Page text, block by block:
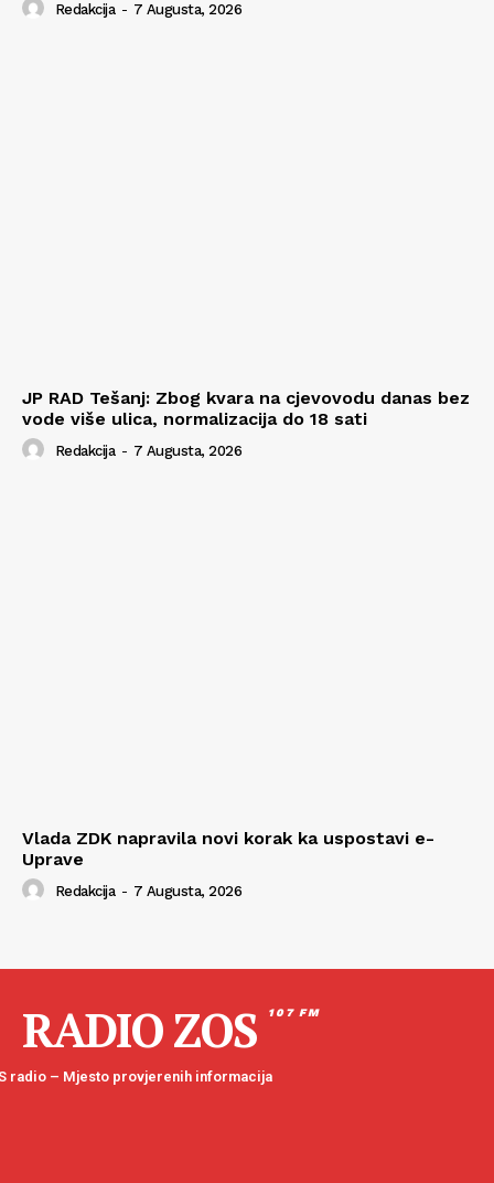
Redakcija - 7 Augusta, 2026
JP RAD Tešanj: Zbog kvara na cjevovodu danas bez
vode više ulica, normalizacija do 18 sati
Redakcija - 7 Augusta, 2026
Vlada ZDK napravila novi korak ka uspostavi e-
Uprave
Redakcija - 7 Augusta, 2026
RADIO ZOS 107 FM
radio – Mjesto provjerenih informacija